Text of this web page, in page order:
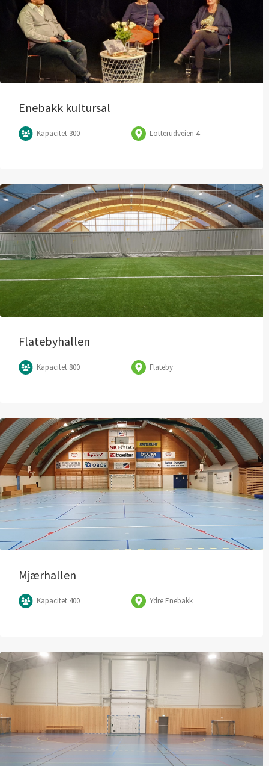
Enebakk kultursal
Kapacitet 300 Lotterudveien 4
Flatebyhallen
Kapacitet 800 Flateby
Mjærhallen
Kapacitet 400 Ydre Enebakk